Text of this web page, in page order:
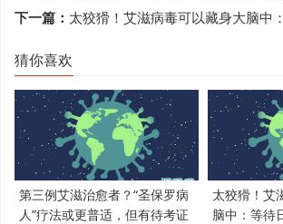
下一篇： 太狡猾！艾滋病毒可以藏身大脑中：等待
猜你喜欢
第三例艾滋治愈者？“圣保罗病
人”疗法或更普适，但有待考证
太狡猾！艾
脑中：等待